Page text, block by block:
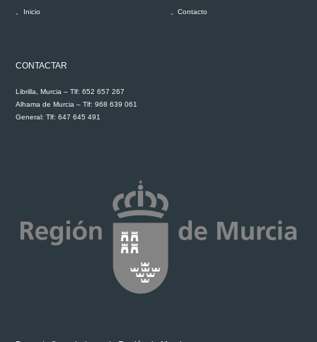
Inicio Contacto
CONTACTAR
Librilla, Murcia – Tlf: 652 657 267
Alhama de Murcia – Tlf: 968 639 061
General: Tlf: 647 645 491